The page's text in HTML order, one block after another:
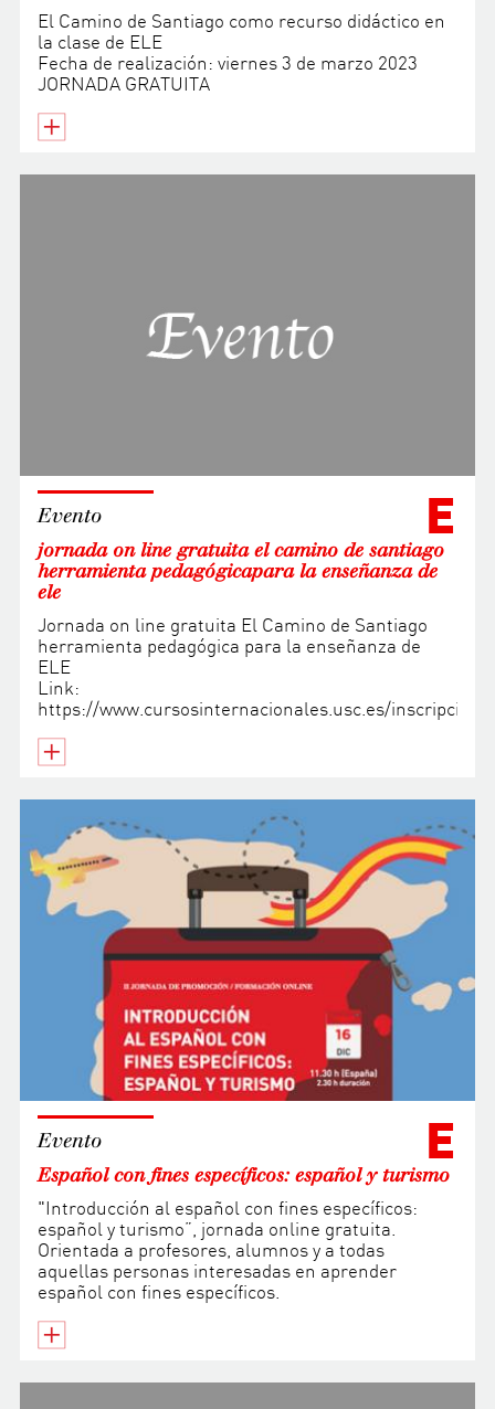
El Camino de Santiago como recurso didáctico en
la clase de ELE
Fecha de realización: viernes 3 de marzo 2023
JORNADA GRATUITA
E
Evento
jornada on line gratuita el camino de santiago
herramienta pedagógicapara la enseñanza de
ele
Jornada on line gratuita El Camino de Santiago
herramienta pedagógica para la enseñanza de
ELE
Link:
https://www.cursosinternacionales.usc.es/
E
Evento
Español con fines específicos: español y turismo
"Introducción al español con fines específicos:
español y turismo”, jornada online gratuita.
Orientada a profesores, alumnos y a todas
aquellas personas interesadas en aprender
español con fines específicos.